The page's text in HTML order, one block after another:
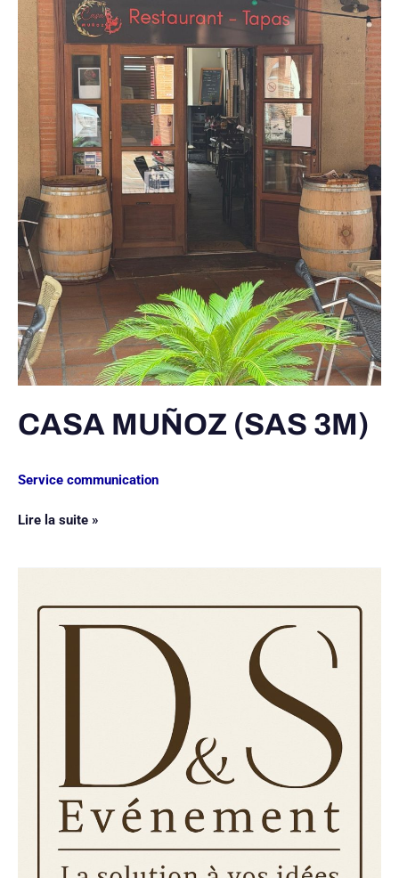
CASA MUÑOZ (SAS 3M)
Service communication
Lire la suite »
STRUCTURES
EVENEMENT